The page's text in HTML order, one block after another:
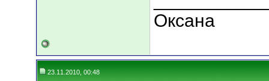
Оксана
23.11.2010, 00:48